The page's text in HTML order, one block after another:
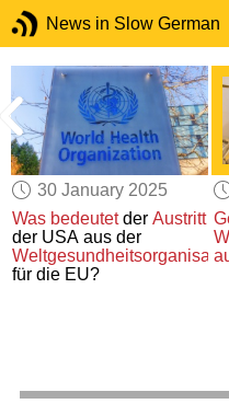
News in Slow German
30 January 2025
Was bedeutetderAustritt
der USA aus der
für die EU?